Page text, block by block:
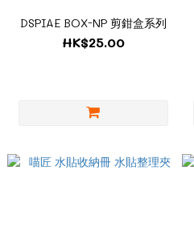
DSPIAE BOX-NP 剪鉗盒系列
HK$25.00